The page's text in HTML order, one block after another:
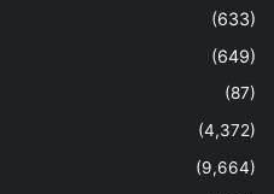
(633)
(649)
(87)
(4,372)
(9,664)